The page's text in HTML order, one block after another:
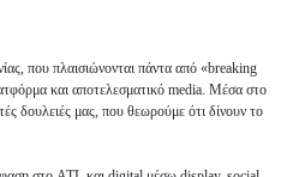
που πλαισιώνονται πάντα από «breaking
και αποτελεσματικό media. Μέσα στο
δουλειές μας, που θεωρούμε ότι δίνουν το